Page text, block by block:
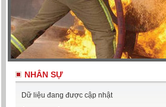
NHÂN SỰ
Dữ liệu đang được cập nhật